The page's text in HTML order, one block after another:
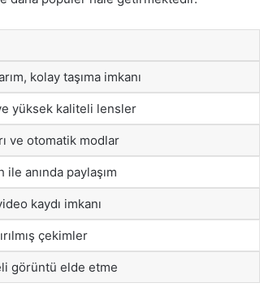
kolay taşıma imkanı
yüksek kaliteli lensler
ve otomatik modlar
anında paylaşım
kaydı imkanı
çekimler
görüntü elde etme